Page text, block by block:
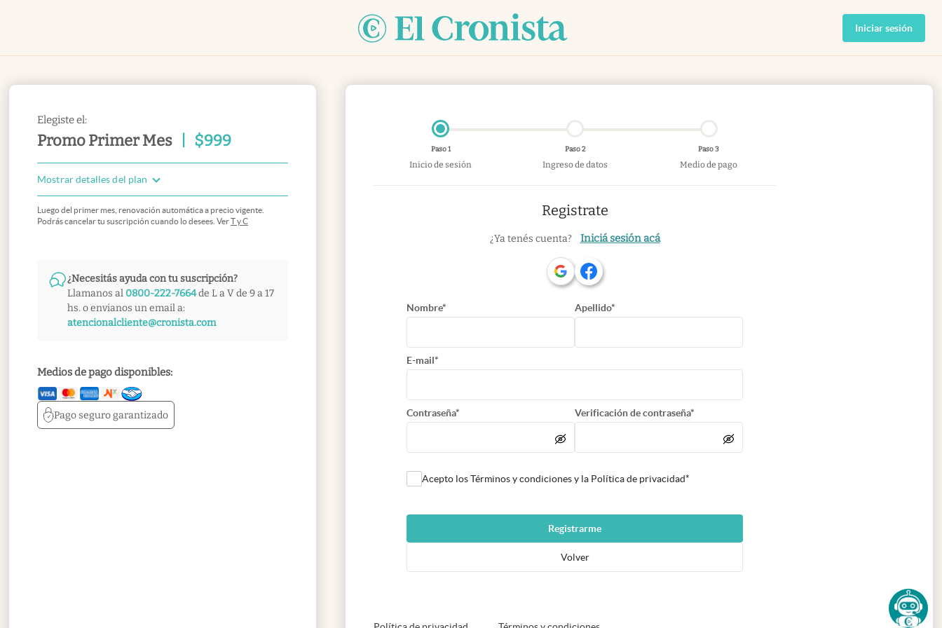
Iniciar sesión
Elegiste el:
Promo Primer Mes $999
Mostrar detalles del plan
Luego del primer mes, renovación automática a precio vigente.
Podrás cancelar tu suscripción cuando lo desees. VerT y C
¿Necesitás ayuda con tu suscripción?
Llamanos al 0800-222-7664de L a V de 9 a 17
hs. o envianos un email a:
atencionalcliente@cronista.com
Medios de pago disponibles:
Pago segurogarantizado
Paso 1
Inicio de sesión
Paso 2
Ingreso de datos
Paso 3
Medio de pago
Registrate
¿Ya tenés cuenta? Iniciá sesión acá
Nombre* Apellido*
E-mail*
Contraseña* Verificación de contraseña*
Acepto los Términos y condiciones y la Política de privacidad*
Registrarme
Volver